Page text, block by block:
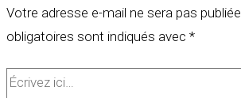
Votre adresse e-mail ne sera pas publiée.
obligatoires sont indiqués avec *
Écrivez